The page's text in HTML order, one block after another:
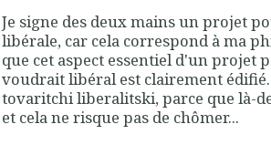
Je signe des deux mains un projet
libérale, car cela correspond à ma
que cet aspect essentiel d'un projet
voudrait libéral est clairement
tovaritchi liberalitski, parce que là-
et cela ne risque pas de chômer...